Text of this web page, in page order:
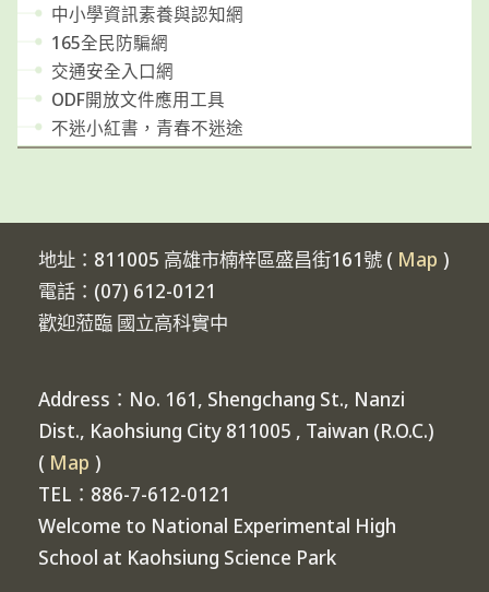
中小學資訊素養與認知網
165全民防騙網
交通安全入口網
ODF開放文件應用工具
不迷小紅書，青春不迷途
地址：811005 高雄市楠梓區盛昌街161號 ( Map )
電話：(07) 612-0121
歡迎蒞臨 國立高科實中
Address：No. 161, Shengchang St., Nanzi
Dist., Kaohsiung City 811005 , Taiwan (R.O.C.)
( Map )
TEL：886-7-612-0121
Welcome to National Experimental High
School at Kaohsiung Science Park